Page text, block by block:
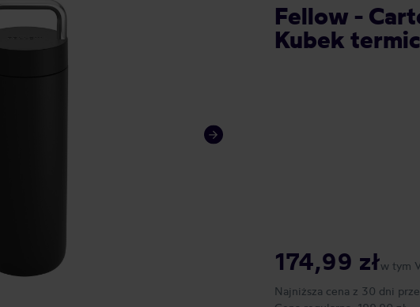
Fellow -
Kubek
174,99 złw tym
Najniższa cena z 30 dni